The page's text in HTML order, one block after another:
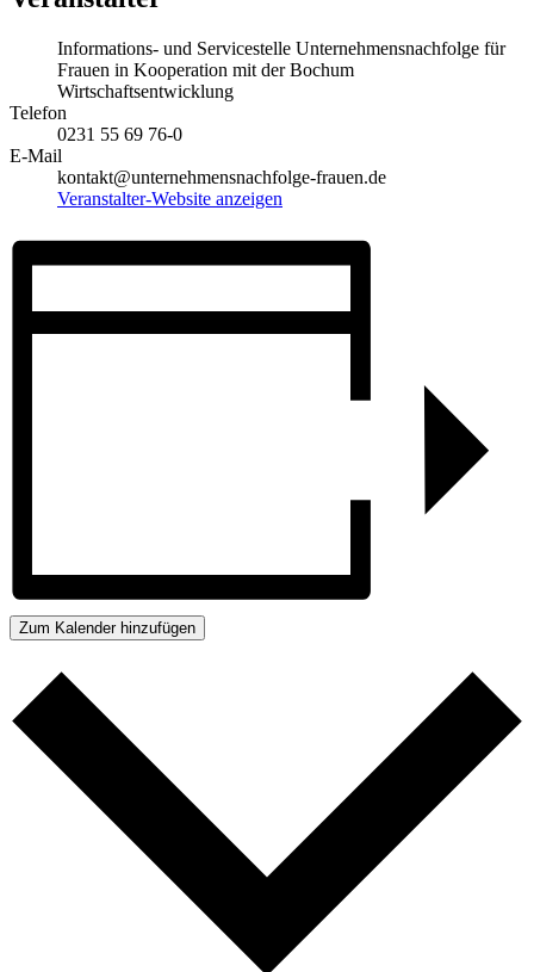
Informations- und Servicestelle Unternehmensnachfolge für
Frauen in Kooperation mit der Bochum
Wirtschaftsentwicklung
Telefon
0231 55 69 76-0
E-Mail
kontakt@unternehmensnachfolge-frauen.de
Veranstalter-Website anzeigen
Zum Kalender hinzufügen